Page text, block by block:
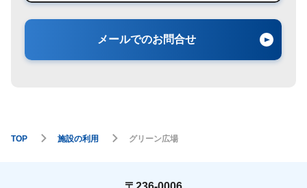
メールでのお問合せ
TOP 施設の利用 グリーン広場